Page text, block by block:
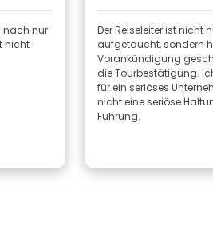
nach nur
nicht
Der Reiseleiter ist nicht
aufgetaucht, sondern
Vorankündigung
die Tourbestätigung.
für ein seriöses
nicht eine seriöse
Führung.